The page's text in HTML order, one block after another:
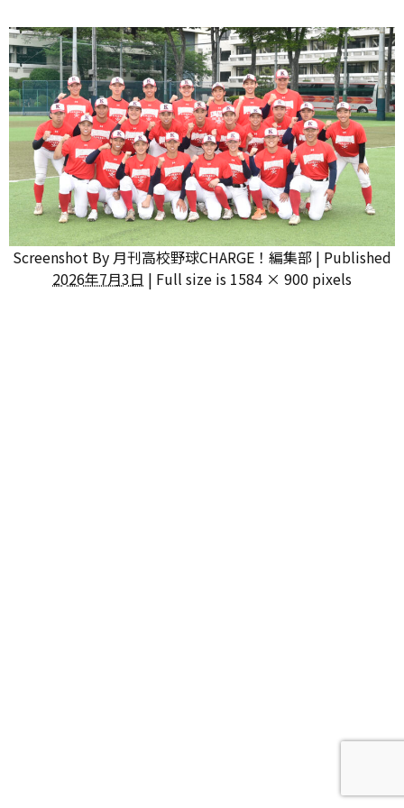
Screenshot By 月刊高校野球CHARGE！編集部 | Published
2026年7月3日 | Full size is 1584 × 900 pixels